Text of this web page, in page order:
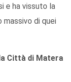
e ha vissuto la
di quei
Città di Matera